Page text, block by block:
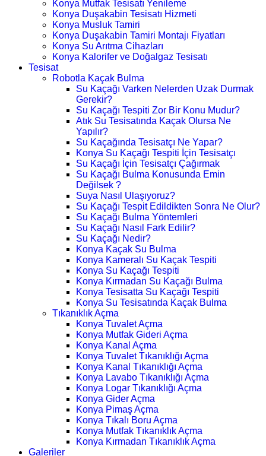
Konya Mutfak Tesisatı Yenileme
Konya Duşakabin Tesisatı Hizmeti
Konya Musluk Tamiri
Konya Duşakabin Tamiri Montajı Fiyatları
Konya Su Arıtma Cihazları
Konya Kalorifer ve Doğalgaz Tesisatı
Tesisat
Robotla Kaçak Bulma
Su Kaçağı Varken Nelerden Uzak Durmak
Gerekir?
Su Kaçağı Tespiti Zor Bir Konu Mudur?
Atık Su Tesisatında Kaçak Olursa Ne
Yapılır?
Su Kaçağında Tesisatçı Ne Yapar?
Konya Su Kaçağı Tespiti İçin Tesisatçı
Su Kaçağı İçin Tesisatçı Çağırmak
Su Kaçağı Bulma Konusunda Emin
Değilsek ?
Suya Nasıl Ulaşıyoruz?
Su Kaçağı Tespit Edildikten Sonra Ne Olur?
Su Kaçağı Bulma Yöntemleri
Su Kaçağı Nasıl Fark Edilir?
Su Kaçağı Nedir?
Konya Kaçak Su Bulma
Konya Kameralı Su Kaçak Tespiti
Konya Su Kaçağı Tespiti
Konya Kırmadan Su Kaçağı Bulma
Konya Tesisatta Su Kaçağı Tespiti
Konya Su Tesisatında Kaçak Bulma
Tıkanıklık Açma
Konya Tuvalet Açma
Konya Mutfak Gideri Açma
Konya Kanal Açma
Konya Tuvalet Tıkanıklığı Açma
Konya Kanal Tıkanıklığı Açma
Konya Lavabo Tıkanıklığı Açma
Konya Logar Tıkanıklığı Açma
Konya Gider Açma
Konya Pimaş Açma
Konya Tıkalı Boru Açma
Konya Mutfak Tıkanıklık Açma
Konya Kırmadan Tıkanıklık Açma
Galeriler